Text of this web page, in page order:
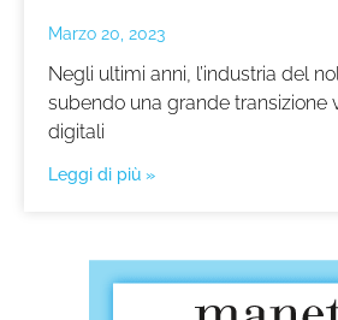
Marzo 20, 2023
Negli ultimi anni, l’industria del
subendo una grande transizione
digitali
Leggi di più »